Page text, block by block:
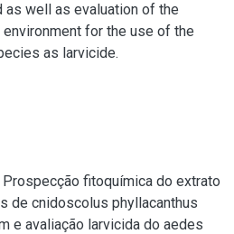
well as evaluation of the
for the use of the
as larvicide.
Prospecção fitoquímica do extrato
de cnidoscolus phyllacanthus
e avaliação larvicida do aedes